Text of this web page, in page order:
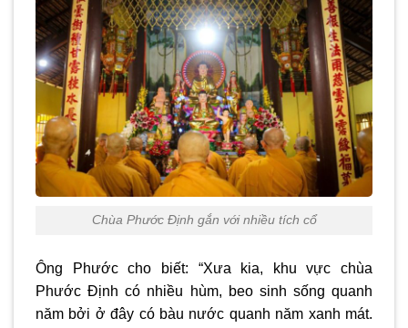
Chùa Phước Định gắn với nhiều tích cổ
Ông Phước cho biết: “Xưa kia, khu vực chùa
Phước Định có nhiều hùm, beo sinh sống quanh
năm bởi ở đây có bàu nước quanh năm xanh mát.